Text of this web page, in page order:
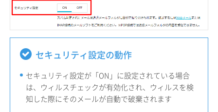
セキュリティ設定の動作
セキュリティ設定が「ON」に設定されている場合
は、ウィルスチェックが有効化され、ウィルスを検
知した際にそのメールが自動で破棄されます